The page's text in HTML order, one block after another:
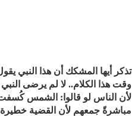
تذكر أيها المشكك أن هذا النبي
وقت هذا الكلام.. لا لم يرضى
لأن الناس لو قالوا: الشمس كُسفت
مباشرةً جمعهم لأن القضية